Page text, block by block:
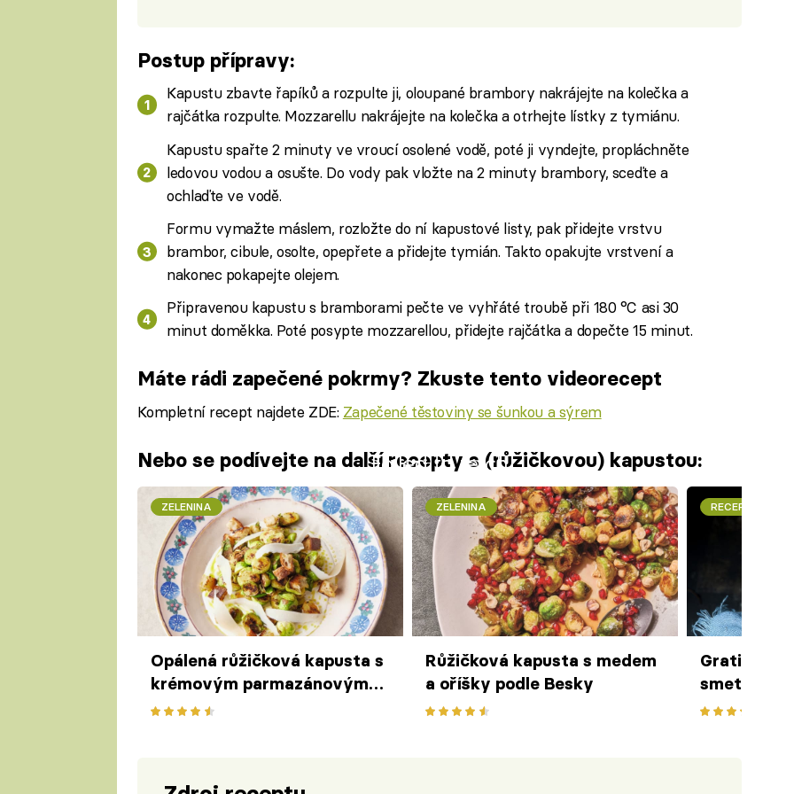
Postup přípravy:
Kapustu zbavte řapíků a rozpulte ji, oloupané brambory nakrájejte na kolečka a
rajčátka rozpulte. Mozzarellu nakrájejte na kolečka a otrhejte lístky z tymiánu.
Kapustu spařte 2 minuty ve vroucí osolené vodě, poté ji vyndejte, propláchněte
ledovou vodou a osušte. Do vody pak vložte na 2 minuty brambory, sceďte a
ochlaďte ve vodě.
Formu vymažte máslem, rozložte do ní kapustové listy, pak přidejte vrstvu
brambor, cibule, osolte, opepřete a přidejte tymián. Takto opakujte vrstvení a
nakonec pokapejte olejem.
Připravenou kapustu s bramborami pečte ve vyhřáté troubě při 180 °C asi 30
minut doměkka. Poté posypte mozzarellou, přidejte rajčátka a dopečte 15 minut.
Máte rádi zapečené pokrmy? Zkuste tento videorecept
Kompletní recept najdete ZDE: Zapečené těstoviny se šunkou a sýrem
Failed to fetch
Nebo se podívejte na další recepty s (růžičkovou) kapustou:
ZELENINA
Opálená růžičková kapusta s
krémovým parmazánovým
dresinkem a krutony podle
ZELENINA
Růžičková kapusta s medem
a oříšky podle Besky
RECEPTY
smetanou a